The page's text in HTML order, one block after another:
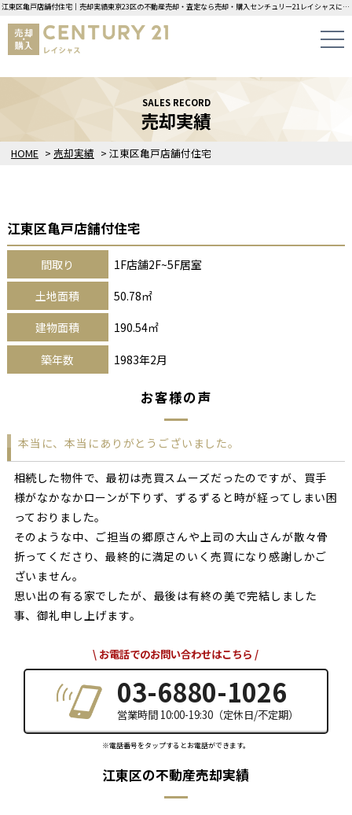
江東区亀戸店舗付住宅｜売却実績東京23区の不動産売却・査定なら売却・購入センチュリー21レイシャスにお任せください！
HOME > 売却実績 > 江東区亀戸店舗付住宅
SALES RECORD
売却実績
江東区亀戸店舗付住宅
間取り 1F店舗2F~5F居室
土地面積 50.78㎡
建物面積 190.54㎡
築年数 1983年2月
お客様の声
本当に、本当にありがとうございました。
相続した物件で、最初は売買スムーズだったのですが、買手
様がなかなかローンが下りず、ずるずると時が経ってしまい困
っておりました。
そのような中、ご担当の郷原さんや上司の大山さんが散々骨
折ってくださり、最終的に満足のいく売買になり感謝しかご
ざいません。
思い出の有る家でしたが、最後は有終の美で完結しました
事、御礼申し上げます。
お電話でのお問い合わせはこちら
03-6880-1026
営業時間 10:00-19:30（定休日/不定期）
※電話番号をタップするとお電話ができます。
江東区の不動産売却実績